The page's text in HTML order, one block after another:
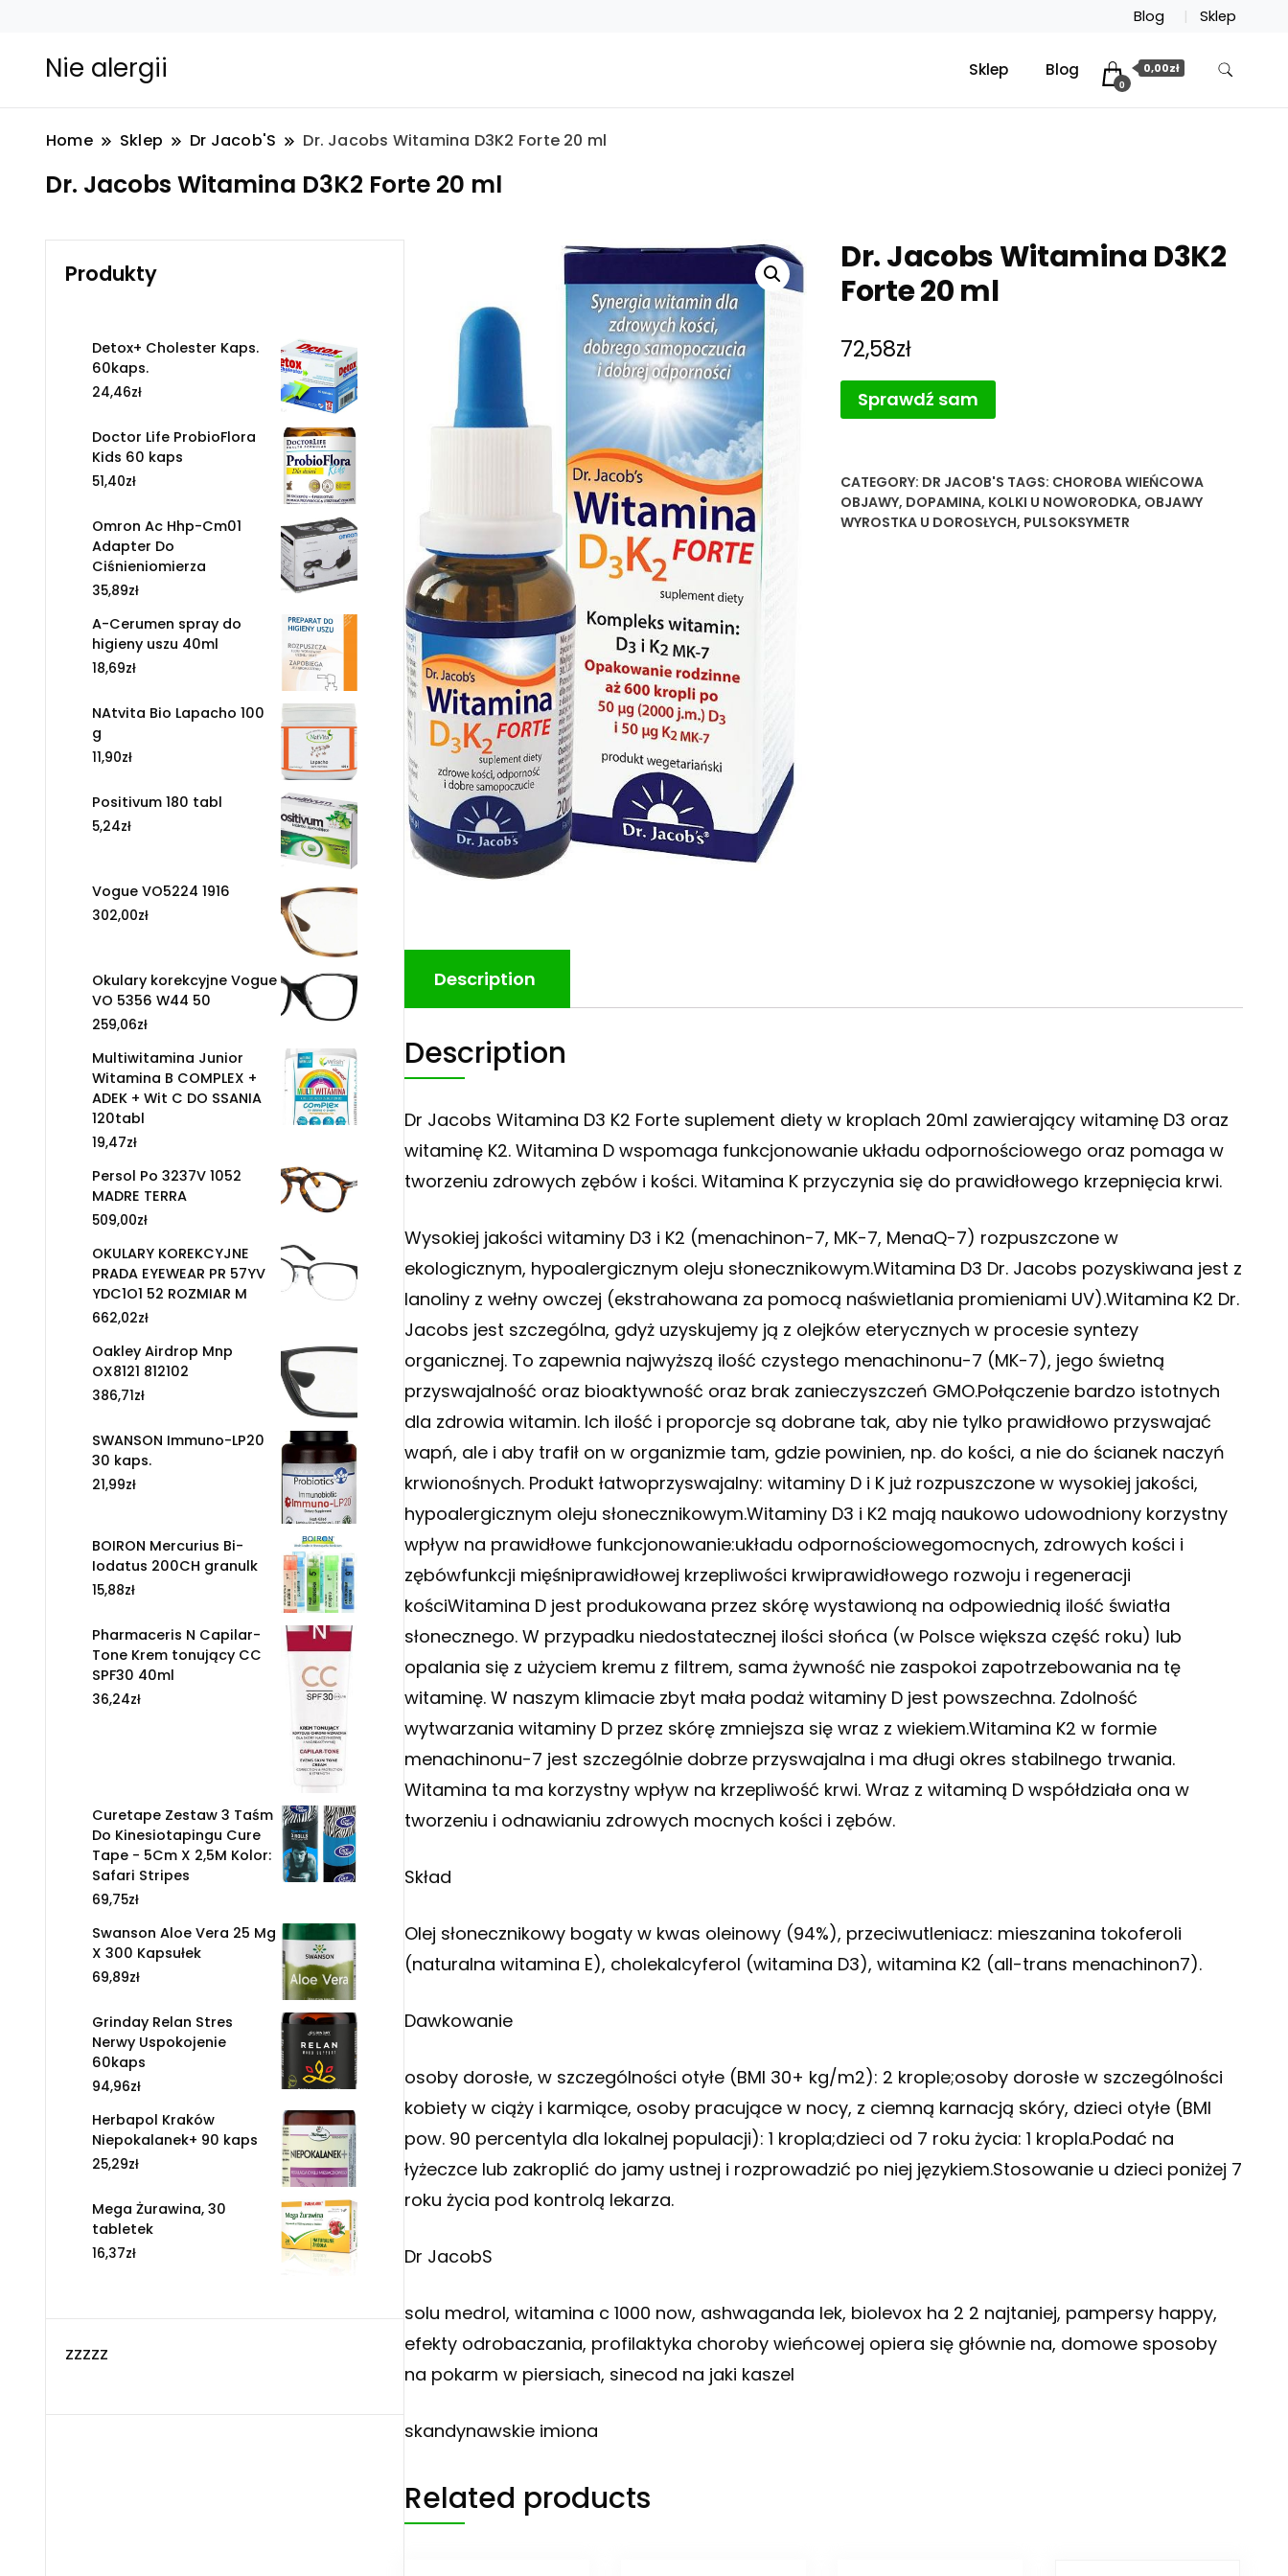
Blog Sklep
Nie alergii Sklep Blog
0
0,00zł
Home Sklep Dr Jacob'S Dr. Jacobs Witamina D3K2 Forte 20 ml
Dr. Jacobs Witamina D3K2 Forte 20 ml
Dr. Jacobs Witamina D3K2
Forte 20 ml
72,58zł
Sprawdź sam
CATEGORY: DR JACOB'S TAGS: CHOROBA WIEŃCOWA
OBJAWY, DOPAMINA, KOLKI U NOWORODKA, OBJAWY
WYROSTKA U DOROSŁYCH, PULSOKSYMETR
Description
Description
Dr Jacobs Witamina D3 K2 Forte suplement diety w kroplach 20ml zawierający witaminę D3 oraz
witaminę K2. Witamina D wspomaga funkcjonowanie układu odpornościowego oraz pomaga w
tworzeniu zdrowych zębów i kości. Witamina K przyczynia się do prawidłowego krzepnięcia krwi.
Wysokiej jakości witaminy D3 i K2 (menachinon-7, MK-7, MenaQ-7) rozpuszczone w
ekologicznym, hypoalergicznym oleju słonecznikowym.Witamina D3 Dr. Jacobs pozyskiwana jest z
lanoliny z wełny owczej (ekstrahowana za pomocą naświetlania promieniami UV).Witamina K2 Dr.
Jacobs jest szczególna, gdyż uzyskujemy ją z olejków eterycznych w procesie syntezy
organicznej. To zapewnia najwyższą ilość czystego menachinonu-7 (MK-7), jego świetną
przyswajalność oraz bioaktywność oraz brak zanieczyszczeń GMO.Połączenie bardzo istotnych
dla zdrowia witamin. Ich ilość i proporcje są dobrane tak, aby nie tylko prawidłowo przyswajać
wapń, ale i aby trafił on w organizmie tam, gdzie powinien, np. do kości, a nie do ścianek naczyń
krwionośnych. Produkt łatwoprzyswajalny: witaminy D i K już rozpuszczone w wysokiej jakości,
hypoalergicznym oleju słonecznikowym.Witaminy D3 i K2 mają naukowo udowodniony korzystny
wpływ na prawidłowe funkcjonowanie:układu odpornościowegomocnych, zdrowych kości i
zębówfunkcji mięśniprawidłowej krzepliwości krwiprawidłowego rozwoju i regeneracji
kościWitamina D jest produkowana przez skórę wystawioną na odpowiednią ilość światła
słonecznego. W przypadku niedostatecznej ilości słońca (w Polsce większa część roku) lub
opalania się z użyciem kremu z filtrem, sama żywność nie zaspokoi zapotrzebowania na tę
witaminę. W naszym klimacie zbyt mała podaż witaminy D jest powszechna. Zdolność
wytwarzania witaminy D przez skórę zmniejsza się wraz z wiekiem.Witamina K2 w formie
menachinonu-7 jest szczególnie dobrze przyswajalna i ma długi okres stabilnego trwania.
Witamina ta ma korzystny wpływ na krzepliwość krwi. Wraz z witaminą D współdziała ona w
tworzeniu i odnawianiu zdrowych mocnych kości i zębów.
Skład
Olej słonecznikowy bogaty w kwas oleinowy (94%), przeciwutleniacz: mieszanina tokoferoli
(naturalna witamina E), cholekalcyferol (witamina D3), witamina K2 (all-trans menachinon7).
Dawkowanie
osoby dorosłe, w szczególności otyłe (BMI 30+ kg/m2): 2 krople;osoby dorosłe w szczególności
kobiety w ciąży i karmiące, osoby pracujące w nocy, z ciemną karnacją skóry, dzieci otyłe (BMI
pow. 90 percentyla dla lokalnej populacji): 1 kropla;dzieci od 7 roku życia: 1 kropla.Podać na
łyżeczce lub zakroplić do jamy ustnej i rozprowadzić po niej językiem.Stosowanie u dzieci poniżej 7
roku życia pod kontrolą lekarza.
Dr JacobS
solu medrol, witamina c 1000 now, ashwaganda lek, biolevox ha 2 2 najtaniej, pampersy happy,
efekty odrobaczania, profilaktyka choroby wieńcowej opiera się głównie na, domowe sposoby
na pokarm w piersiach, sinecod na jaki kaszel
skandynawskie imiona
Related products
Produkty
Detox+ Cholester Kaps.
60kaps.
24,46zł
Doctor Life ProbioFlora
Kids 60 kaps
51,40zł
Omron Ac Hhp-Cm01
Adapter Do
Ciśnieniomierza
35,89zł
A-Cerumen spray do
higieny uszu 40ml
18,69zł
NAtvita Bio Lapacho 100
g
11,90zł
Positivum 180 tabl
5,24zł
Vogue VO5224 1916
302,00zł
Okulary korekcyjne Vogue
VO 5356 W44 50
259,06zł
Multiwitamina Junior
Witamina B COMPLEX +
ADEK + Wit C DO SSANIA
120tabl
19,47zł
Persol Po 3237V 1052
MADRE TERRA
509,00zł
OKULARY KOREKCYJNE
PRADA EYEWEAR PR 57YV
YDC1O1 52 ROZMIAR M
662,02zł
Oakley Airdrop Mnp
OX8121 812102
386,71zł
SWANSON Immuno-LP20
30 kaps.
21,99zł
BOIRON Mercurius Bi-
Iodatus 200CH granulk
15,88zł
Pharmaceris N Capilar-
Tone Krem tonujący CC
SPF30 40ml
36,24zł
Curetape Zestaw 3 Taśm
Do Kinesiotapingu Cure
Tape - 5Cm X 2,5M Kolor:
Safari Stripes
69,75zł
Swanson Aloe Vera 25 Mg
X 300 Kapsułek
69,89zł
Grinday Relan Stres
Nerwy Uspokojenie
60kaps
94,96zł
Herbapol Kraków
Niepokalanek+ 90 kaps
25,29zł
Mega Żurawina, 30
tabletek
16,37zł
zzzzz